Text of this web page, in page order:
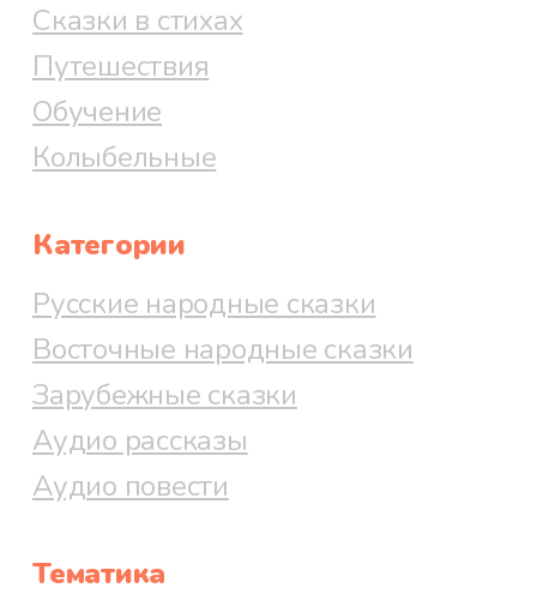
Сказки в стихах
Путешествия
Обучение
Колыбельные
Категории
Русские народные сказки
Восточные народные сказки
Зарубежные сказки
Аудио рассказы
Аудио повести
Тематика